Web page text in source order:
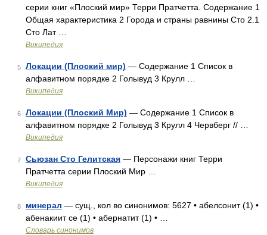
серии книг «Плоский мир» Терри Пратчетта. Содержание 1
Общая характеристика 2 Города и страны равнины Сто 2.1
Сто Лат …
Википедия
5 Локации (Плоский мир) — Содержание 1 Список в
алфавитном порядке 2 Голывуд 3 Крулл …
Википедия
6 Локации (Плоский Мир) — Содержание 1 Список в
алфавитном порядке 2 Голывуд 3 Крулл 4 Червберг // …
Википедия
7 Сьюзан Сто Гелитская — Персонажи книг Терри
Пратчетта серии Плоский Мир …
Википедия
8 минерал — сущ., кол во синонимов: 5627 • абелсонит (1) •
абенакиит се (1) • абернатит (1) • …
Словарь синонимов